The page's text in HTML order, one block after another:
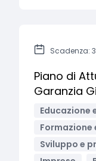
Scadenza:
Piano di
Garanzia
Educazione
Formazione
Sviluppo e